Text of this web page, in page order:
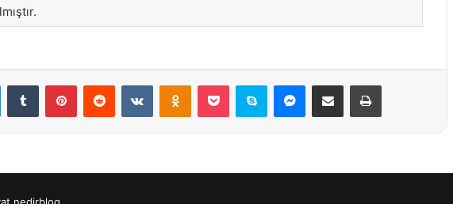
LinkedInTumblr PinterestReddit VKontakteOdnoklassniki
Pocket Skype Messenger
E-Posta ile paylaş Yazdır
nedirblog